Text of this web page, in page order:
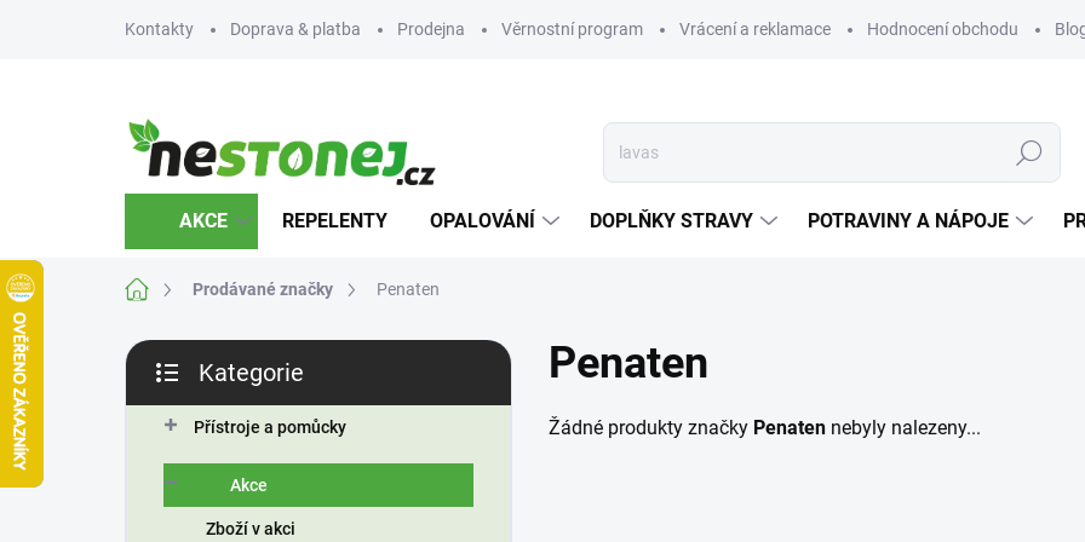
Kontakty Doprava & platba Prodejna Věrnostní program Vrácení a reklamace Hodnocení obchodu
Hledat
AKCE REPELENTY OPALOVÁNÍ DOPLŇKY STRAVY POTRAVINY A NÁPOJE
Domů Prodávané značky Penaten
P
s
kategorie
Kategorie
Přístroje a pomůcky
Akce
Zboží v akci
Penaten
Žádné produkty značky Penaten nebyly nalezeny...